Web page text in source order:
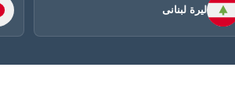
ليرة لبنانى